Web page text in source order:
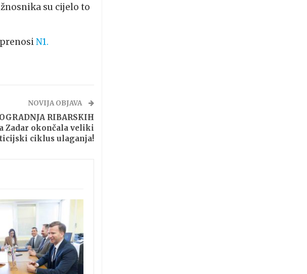
su cijelo to
N1.
NOVIJA OBJAVA
RIBARSKIH
Zadar okončala veliki
ciklus ulaganja!